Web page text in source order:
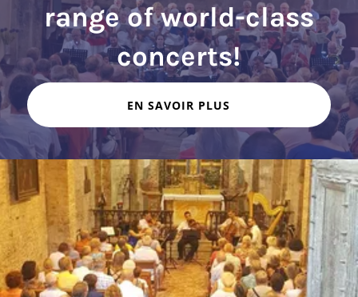
range of world-class
concerts!
EN SAVOIR PLUS